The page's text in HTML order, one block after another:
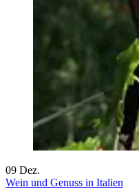
09 Dez.
Wein und Genuss in Italien